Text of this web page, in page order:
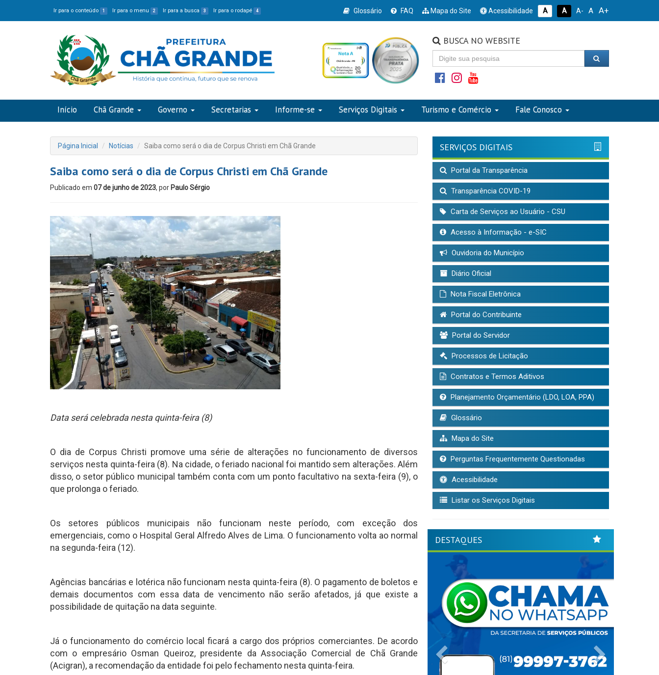
Ir para o conteúdo 1 Ir para o menu 2 Ir para a busca 3 Ir para o rodapé 4 Glossário FAQ Mapa do Site Acessibilidade A A A- A A+
BUSCA NO WEBSITE
Início Chã Grande Governo Secretarias Informe-se Serviços Digitais Turismo e Comércio Fale Conosco
Página Inicial Notícias Saiba como será o dia de Corpus Christi em Chã Grande
Saiba como será o dia de Corpus Christi em Chã Grande
Publicado em 07 de junho de 2023, por Paulo Sérgio
Data será celebrada nesta quinta-feira (8)
O dia de Corpus Christi promove uma série de alterações no funcionamento de diversos
serviços nesta quinta-feira (8). Na cidade, o feriado nacional foi mantido sem alterações. Além
disso, o setor público municipal também conta com um ponto facultativo na sexta-feira (9), o
que prolonga o feriado.
Os setores públicos municipais não funcionam neste período, com exceção dos
emergenciais, como o Hospital Geral Alfredo Alves de Lima. O funcionamento volta ao normal
na segunda-feira (12).
Agências bancárias e lotérica não funcionam nesta quinta-feira (8). O pagamento de boletos e
demais documentos com essa data de vencimento não serão afetados, já que existe a
possibilidade de quitação na data seguinte.
Já o funcionamento do comércio local ficará a cargo dos próprios comerciantes. De acordo
com o empresário Osman Queiroz, presidente da Associação Comercial de Chã Grande
(Acigran), a recomendação da entidade foi pelo fechamento nesta quinta-feira.
SERVIÇOS DIGITAIS
Portal da Transparência
Transparência COVID-19
Carta de Serviços ao Usuário - CSU
Acesso à Informação - e-SIC
Ouvidoria do Município
Diário Oficial
Nota Fiscal Eletrônica
Portal do Contribuinte
Portal do Servidor
Processos de Licitação
Contratos e Termos Aditivos
Planejamento Orçamentário (LDO, LOA, PPA)
Glossário
Mapa do Site
Perguntas Frequentemente Questionadas
Acessibilidade
Listar os Serviços Digitais
DESTAQUES
Previous